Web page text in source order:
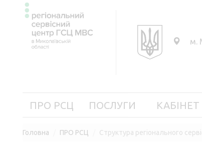
м.
ПРО РСЦ ПОСЛУГИ КАБІНЕТ
Головна ПРО РСЦ Структура регіонального